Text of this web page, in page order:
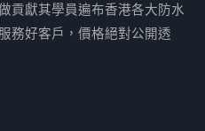
貢獻其學員遍布香港各大防水
務好客戶，價格絕對公開透